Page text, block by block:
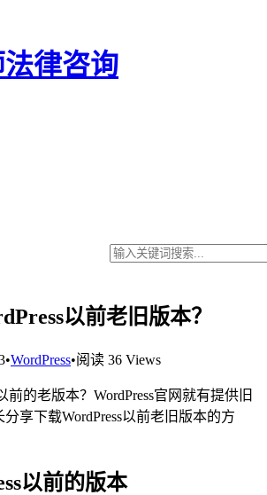
以前老旧版本？
•WordPress•阅读 36 Views
前的老版本？WordPress官网就有提供旧
享下载WordPress以前老旧版本的方
以前的版本